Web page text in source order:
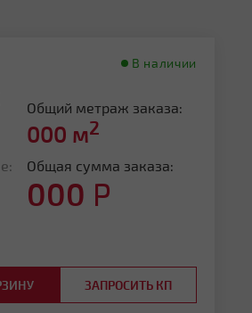
В наличии
Общий метраж заказа:
000 м2
Общая сумма заказа:
000 Р
ЗАПРОСИТЬ КП